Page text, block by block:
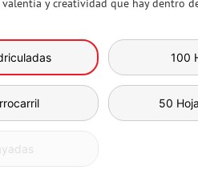
y creatividad que hay dentro
100
50